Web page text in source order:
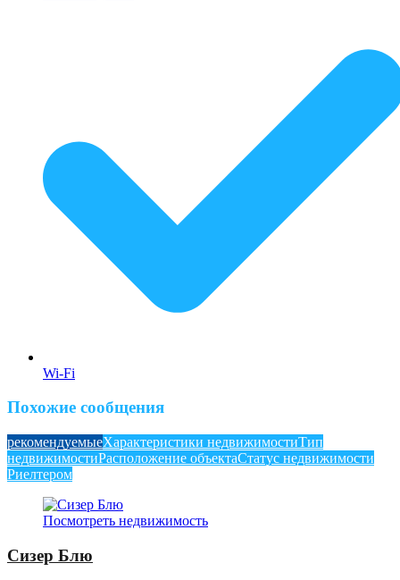
Wi-Fi
Похожие сообщения
рекомендуемыеХарактеристики недвижимостиТип
недвижимостиРасположение объектаСтатус недвижимости
Риелтером
Посмотреть недвижимость
Сизер Блю